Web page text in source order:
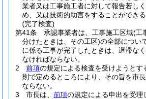
業者又は工事施工者に対して報告若し
め、又は技術的助言をすることができる
(完了検査)
第41条
承認事業者は、工事施工区域(工
分けたときは、その工区)の全部につい
に係る工事が完了したときは、遅滞な
なければならない。
2
前項の規定による検査を受けようとす
則で定めるところにより、その旨を市
ならない。
3
市長は、 前項の規定による申出を受理